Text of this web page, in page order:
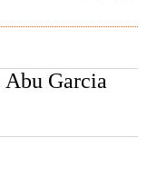
Garcia